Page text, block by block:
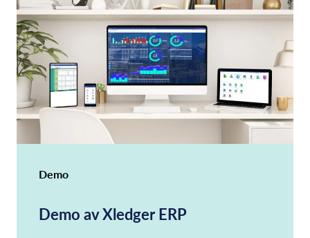
Demo
Demo av Xledger ERP